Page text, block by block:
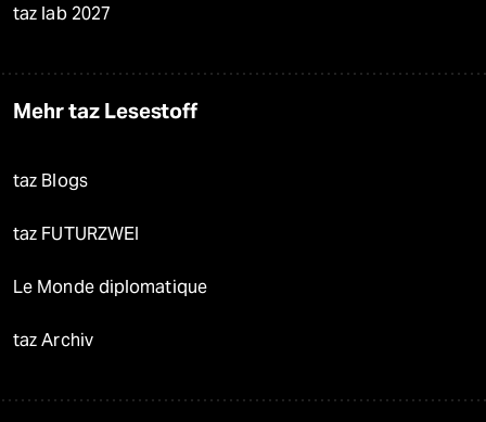
taz lab 2027
Mehr taz Lesestoff
taz Blogs
taz FUTURZWEI
Le Monde diplomatique
taz Archiv